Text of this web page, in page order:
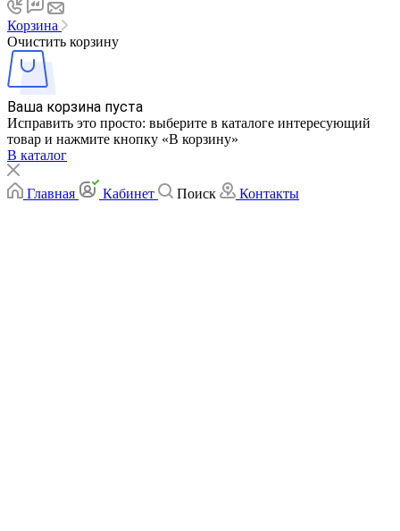
Корзина
Очистить корзину
Ваша корзина пуста
Исправить это просто: выберите в каталоге интересующий
товар и нажмите кнопку «В корзину»
В каталог
Главная Кабинет Поиск Контакты